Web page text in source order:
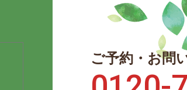
ご予約・お問